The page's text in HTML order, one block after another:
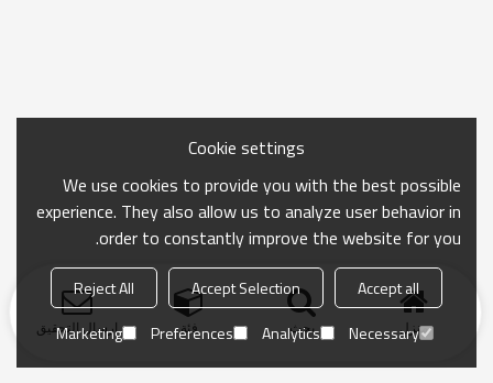
منزل بحث فئة ارسال التحقيق
Cookie settings
We use cookies to provide you with the best possible
experience. They also allow us to analyze user behavior in
order to constantly improve the website for you.
Accept all
Accept Selection
Reject All
Necessary
Analytics
Preferences
Marketing